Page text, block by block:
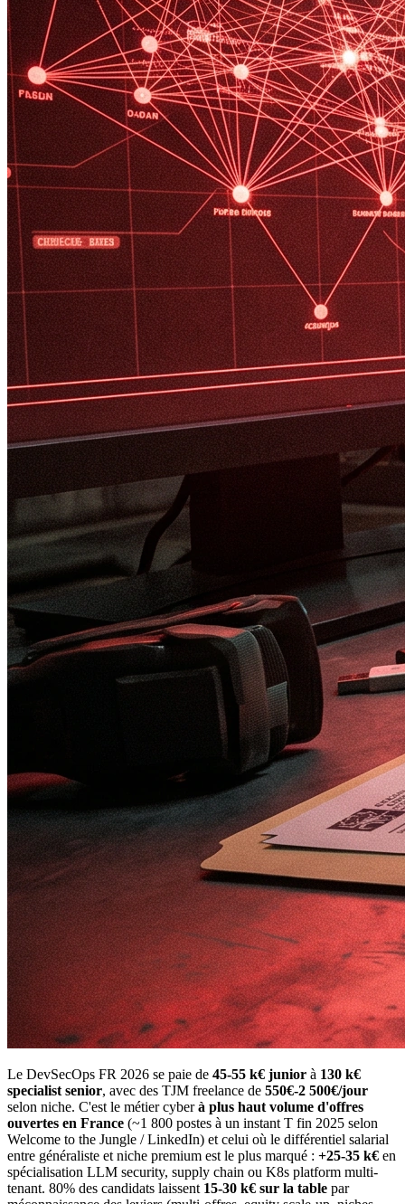
Le DevSecOps FR 2026 se paie de 45-55 k€ junior à 130 k€
specialist senior, avec des TJM freelance de 550€-2 500€/jour
selon niche. C'est le métier cyberà plus haut volume d'offres
ouvertes en France (~1 800 postes à un instant T fin 2025 selon
Welcome to the Jungle / LinkedIn) et celui où le différentiel salarial
entre généraliste et niche premium est le plus marqué : +25-35 k€ en
spécialisation LLM security, supply chain ou K8s platform multi-
tenant. 80% des candidats laissent 15-30 k€ sur la table par